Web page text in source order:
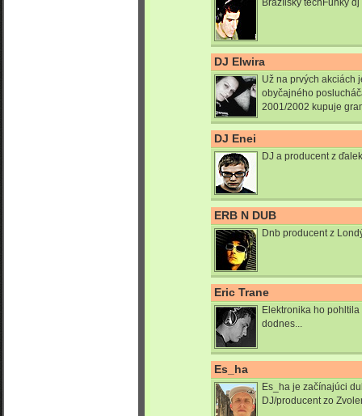
Brazílsky techFunky
DJ Elwira
Už na prvých akciách
obyčajného
2001/2002 kupuje
DJ Enei
DJ a producent z
ERB N DUB
Dnb producent z
Eric Trane
Elektronika ho
dodnes...
Es_ha
Es_ha je začínajúci
DJ/producent zo